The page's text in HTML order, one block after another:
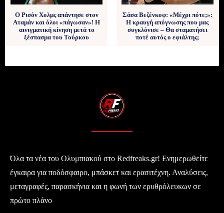
Ο Ρισόν Χολμς απάντησε στον
Αταμάν και όλοι «πάγωσαν»! Η
αινιγματική κίνηση μετά το
ξέσπασμα του Τούρκου
Σάσα Βεζένκοφ: «Μέχρι πότε;»:
Η κραυγή απόγνωσης που μας
συγκλόνισε – Θα σταματήσει
ποτέ αυτός ο εφιάλτης;
Όλα τα νέα του Ολυμπιακού στο Redfreaks.gr! Ενημερωθείτε
έγκαιρα για ποδόσφαιρο, μπάσκετ και ερασιτέχνη. Αναλύσεις,
μεταγραφές, παρασκήνια και η φωνή των ερυθρόλευκων σε
πρώτο πλάνο